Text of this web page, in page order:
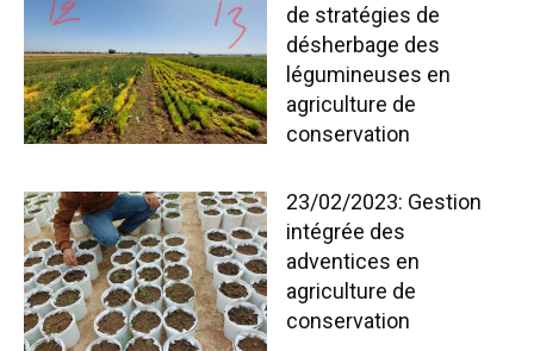
de stratégies de
désherbage des
légumineuses en
agriculture de
conservation
23/02/2023: Gestion
intégrée des
adventices en
agriculture de
conservation